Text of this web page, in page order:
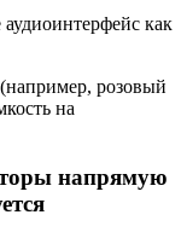
как
(например, розовый
на
напрямую